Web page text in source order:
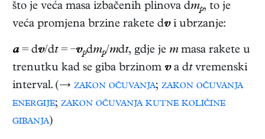
što je veća masa izbačenih plinova dmp, to je
veća promjena brzine rakete dvi ubrzanje:
a= dv/dt= −vpdmp/mdt, gdje je mmasa rakete u
trenutku kad se giba brzinom va dtvremenski
interval. (→ zakon očuvanja; zakon očuvanja
energije; zakon očuvanja kutne količine
gibanja)